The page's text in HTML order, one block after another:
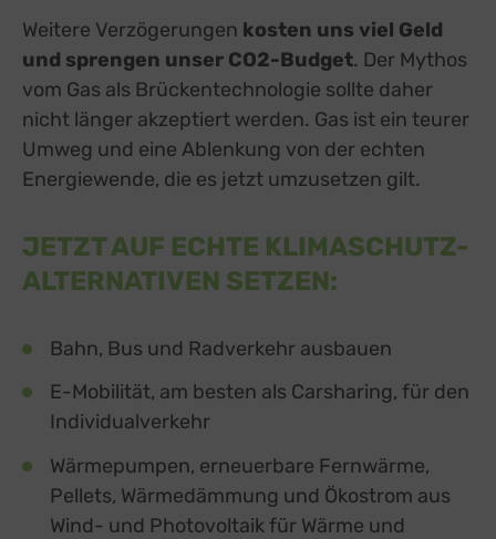
Weitere Verzögerungen kosten uns viel Geld
und sprengen unser CO2-Budget. Der Mythos
vom Gas als Brückentechnologie sollte daher
nicht länger akzeptiert werden. Gas ist ein teurer
Umweg und eine Ablenkung von der echten
Energiewende, die es jetzt umzusetzen gilt.
JETZT AUF ECHTE KLIMASCHUTZ-
ALTERNATIVEN SETZEN:
Bahn, Bus und Radverkehr ausbauen
E-Mobilität, am besten als Carsharing, für den
Individualverkehr
Wärmepumpen, erneuerbare Fernwärme,
Pellets, Wärmedämmung und Ökostrom aus
Wind- und Photovoltaik für Wärme und
Switch zum
Einbindung zusätzlicher Informationen
Buzzsprout
Higher Pixels, USA
zu Buzzsprout
Switch zum
Facebook
Meta Platforms Ireland Ltd., Irland
Detailszu Facebook
Switch zum
Google Forms (Free)
Google Ireland Limited, Irland
Switch zum
Spotteron Maps
Spotteron GmbH, Österreich
Vimeo
YouTube
Google Ireland Limited, Irland